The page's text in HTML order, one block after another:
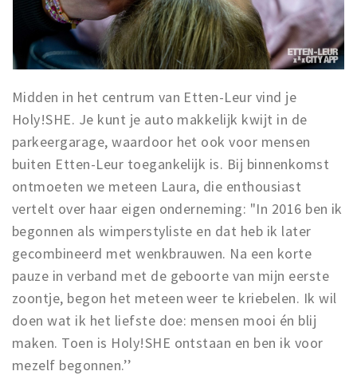
Midden in het centrum van Etten-Leur vind je
Holy!SHE. Je kunt je auto makkelijk kwijt in de
parkeergarage, waardoor het ook voor mensen
buiten Etten-Leur toegankelijk is. Bij binnenkomst
ontmoeten we meteen Laura, die enthousiast
vertelt over haar eigen onderneming: "In 2016 ben ik
begonnen als wimperstyliste en dat heb ik later
gecombineerd met wenkbrauwen. Na een korte
pauze in verband met de geboorte van mijn eerste
zoontje, begon het meteen weer te kriebelen. Ik wil
doen wat ik het liefste doe: mensen mooi én blij
maken. Toen is Holy!SHE ontstaan en ben ik voor
mezelf begonnen.’’